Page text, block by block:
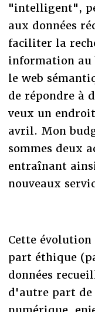
"intelligent",
aux données
faciliter la
information au
le web
de répondre à
veux un
avril. Mon
sommes deux
entraînant
nouveaux
Cette évolution
part éthique
données
d'autre part